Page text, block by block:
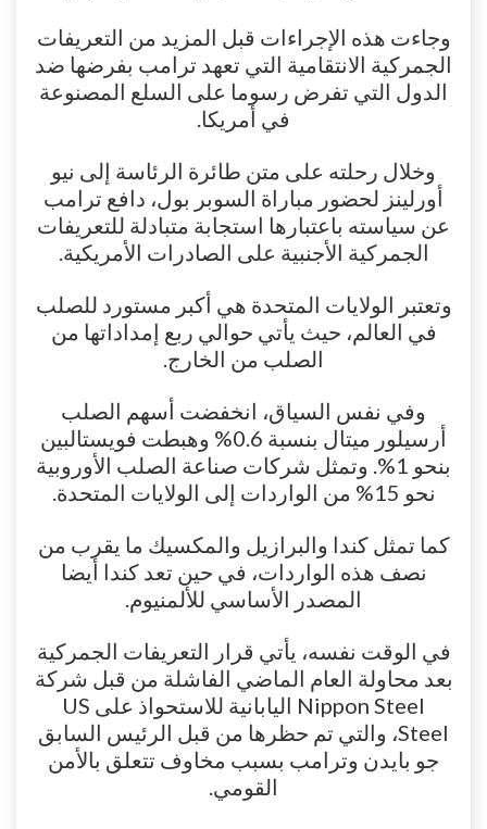
وجاءت هذه الإجراءات قبل المزيد من التعريفات
الجمركية الانتقامية التي تعهد ترامب بفرضها ضد
الدول التي تفرض رسوما على السلع المصنوعة
في أمريكا.
وخلال رحلته على متن طائرة الرئاسة إلى نيو
أورلينز لحضور مباراة السوبر بول، دافع ترامب
عن سياسته باعتبارها استجابة متبادلة للتعريفات
الجمركية الأجنبية على الصادرات الأمريكية.
وتعتبر الولايات المتحدة هي أكبر مستورد للصلب
في العالم، حيث يأتي حوالي ربع إمداداتها من
الصلب من الخارج.
وفي نفس السياق، انخفضت أسهم الصلب
أرسيلور ميتال بنسبة 0.6% وهبطت فويستالبين
بنحو 1%. وتمثل شركات صناعة الصلب الأوروبية
نحو 15% من الواردات إلى الولايات المتحدة.
كما تمثل كندا والبرازيل والمكسيك ما يقرب من
نصف هذه الواردات، في حين تعد كندا أيضا
المصدر الأساسي للألمنيوم.
في الوقت نفسه، يأتي قرار التعريفات الجمركية
بعد محاولة العام الماضي الفاشلة من قبل شركة
Nippon Steel اليابانية للاستحواذ على US
Steel، والتي تم حظرها من قبل الرئيس السابق
جو بايدن وترامب بسبب مخاوف تتعلق بالأمن
القومي.